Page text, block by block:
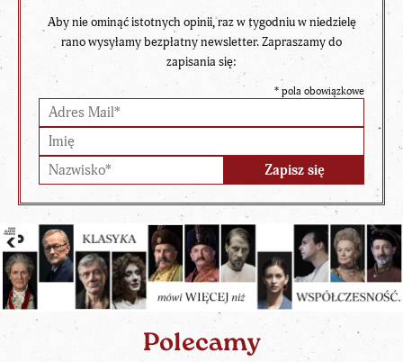
Aby nie ominąć istotnych opinii, raz w tygodniu w niedzielę
rano wysyłamy bezpłatny newsletter. Zapraszamy do
zapisania się:
* pola obowiązkowe
Polecamy